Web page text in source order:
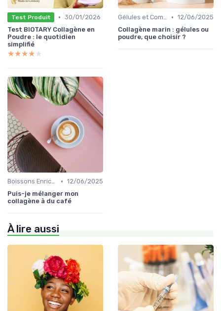
Test Produit • 30/01/2026
Test BIOTARY Collagène en
Poudre : le quotidien
simplifié
★★★★★
★★★★★
Gélules et Comprimés • 12/06/2025
Collagène marin : gélules ou
poudre, que choisir ?
Boissons Enrichies • 12/06/2025
Puis-je mélanger mon
collagène à du café
À lire aussi